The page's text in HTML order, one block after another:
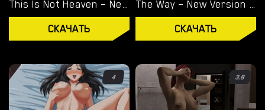
КАТЕГОРИИ
ХЕНТАЙ
This Is Not Heaven – New Final Update 4 [Altered Vision]
СКАЧАТЬ
The Way – New Version 0.37a [Zee95]
СКАЧАТЬ
4 3.8